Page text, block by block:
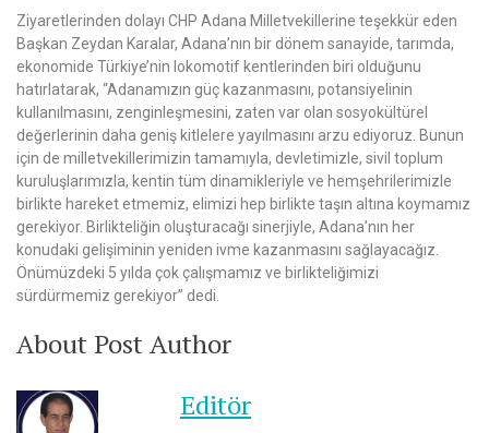
Ziyaretlerinden dolayı CHP Adana Milletvekillerine teşekkür eden
Başkan Zeydan Karalar, Adana’nın bir dönem sanayide, tarımda,
ekonomide Türkiye’nin lokomotif kentlerinden biri olduğunu
hatırlatarak, “Adanamızın güç kazanmasını, potansiyelinin
kullanılmasını, zenginleşmesini, zaten var olan sosyokültürel
değerlerinin daha geniş kitlelere yayılmasını arzu ediyoruz. Bunun
için de milletvekillerimizin tamamıyla, devletimizle, sivil toplum
kuruluşlarımızla, kentin tüm dinamikleriyle ve hemşehrilerimizle
birlikte hareket etmemiz, elimizi hep birlikte taşın altına koymamız
gerekiyor. Birlikteliğin oluşturacağı sinerjiyle, Adana’nın her
konudaki gelişiminin yeniden ivme kazanmasını sağlayacağız.
Önümüzdeki 5 yılda çok çalışmamız ve birlikteliğimizi
sürdürmemiz gerekiyor” dedi.
About Post Author
Editör